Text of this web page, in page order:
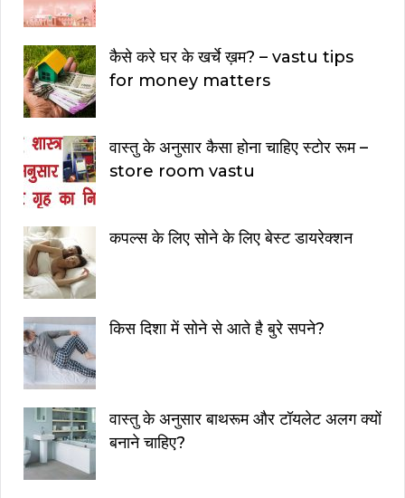
कैसे करे घर के खर्चे ख़म? – vastu tips
for money matters
वास्तु के अनुसार कैसा होना चाहिए स्टोर रूम –
store room vastu
कपल्स के लिए सोने के लिए बेस्ट डायरेक्शन
किस दिशा में सोने से आते है बुरे सपने?
वास्तु के अनुसार बाथरूम और टॉयलेट अलग क्यों
बनाने चाहिए?